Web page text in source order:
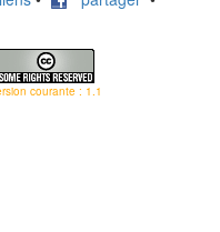
courante : 1.1